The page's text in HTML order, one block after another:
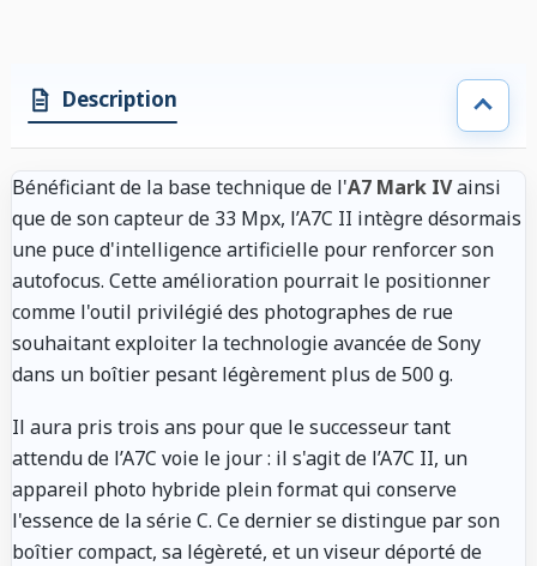
Description
Bénéficiant de la base technique de l'A7 Mark IVainsi
que de son capteur de 33 Mpx, l’A7C II intègre désormais
une puce d'intelligence artificielle pour renforcer son
autofocus. Cette amélioration pourrait le positionner
comme l'outil privilégié des photographes de rue
souhaitant exploiter la technologie avancée de Sony
dans un boîtier pesant légèrement plus de 500 g.
Il aura pris trois ans pour que le successeur tant
attendu de l’A7C voie le jour : il s'agit de l’A7C II, un
appareil photo hybride plein format qui conserve
l'essence de la série C. Ce dernier se distingue par son
boîtier compact, sa légèreté, et un viseur déporté de